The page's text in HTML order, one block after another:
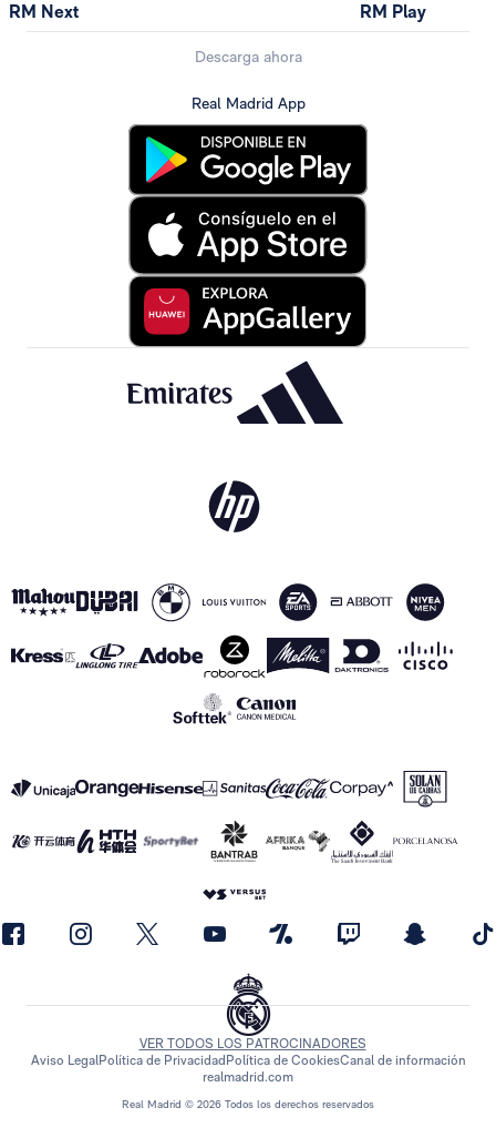
RM Next RM Play
Descarga ahora
Real Madrid App
Real Madrid © 2026 Todos los derechos reservados
VER TODOS LOS PATROCINADORES
Aviso LegalPolítica de Privacidad Política de CookiesCanal de información
realmadrid.com